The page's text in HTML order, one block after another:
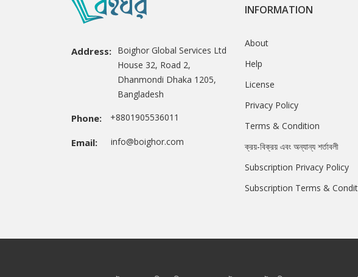
Address: Boighor Global Services Ltd
House 32, Road 2,
Dhanmondi Dhaka 1205,
Bangladesh
Phone: +8801905536011
Email: info@boighor.com
INFORMATION
About
Help
License
Privacy Policy
Terms & Condition
ক্রয়-বিক্রয় এবং অন্যান্য শর্তাবলী
Subscription Privacy Policy
Subscription Terms &